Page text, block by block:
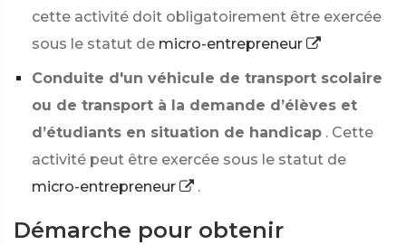
cette activité doit obligatoirement être exercée
sous le statut de micro-entrepreneur
Conduite d'un véhicule de transport scolaire
ou de transport à la demande d’élèves et
d’étudiants en situation de handicap . Cette
activité peut être exercée sous le statut de
micro-entrepreneur
.
Démarche pour obtenir